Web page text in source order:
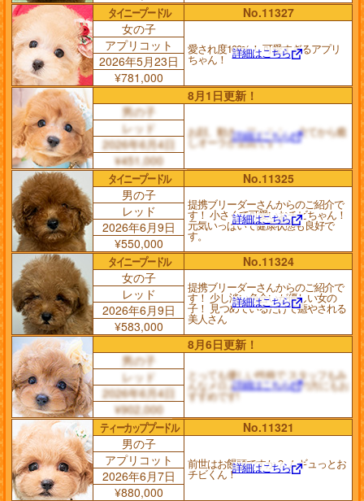
タイニープードル
No.11327
女の子
愛され度100%！ 可愛すぎるアプリ
ちゃん！ 詳細はこちら
アプリコット
2026年5月23日
¥781,000
8月1日更新！
男の子
お顔、動き、フォルム、 全てから癒
しオーラが全開です！
詳細はこちら
レッド
2026年6月4日
¥451,000
タイニープードル
No.11325
男の子
提携ブリーダーさんからのご紹介で
す！ 小さくて可愛いおチビちゃん！
元気いっぱいで健康状態も良好で
す。
詳細はこちら
レッド
2026年6月9日
¥550,000
タイニープードル
No.11324
女の子
提携ブリーダーさんからのご紹介で
す！ 少し淡い色合いが優しい女の
子！ 見つめているだけで癒やされる
美人さん
詳細はこちら
レッド
2026年6月9日
¥583,000
8月6日更新！
男の子
とっても優しい性格で スタッフもみ
んなメロメロです! 初めての方にもお
すすめです!
詳細はこちら
レッド
2026年6月4日
¥902,000
ティーカッププードル
No.11321
男の子
前世はお饅頭ですか？ ムギュっとお
チビくん！詳細はこちら
アプリコット
2026年6月7日
¥880,000